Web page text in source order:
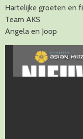
Hartelijke groeten en
Team AKS
Angela en Joop